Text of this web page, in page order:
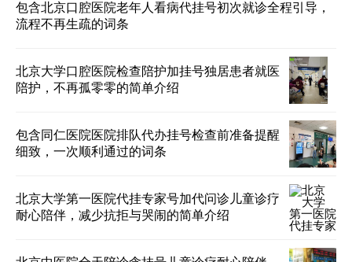
包含北京口腔医院老年人看病代挂号初次就诊全程引导，
流程不再生疏的词条
北京大学口腔医院检查陪护加挂号独居患者就医
陪护，不再孤零零的简单介绍
包含同仁医院医院排队代办挂号检查前准备提醒
细致，一次顺利通过的词条
北京大学第一医院代挂专家号加代问诊儿童诊疗
耐心陪伴，减少抗拒与哭闹的简单介绍